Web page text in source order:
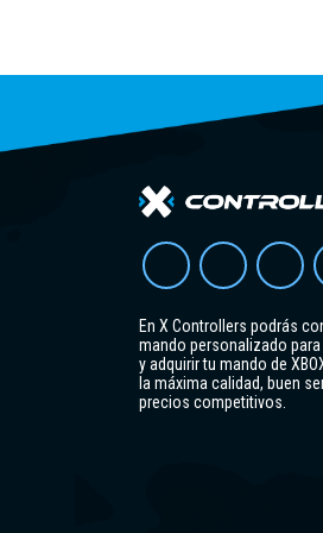
En X Controllers podrás
mando personalizado para
y adquirir tu mando de
la máxima calidad, buen
precios competitivos.